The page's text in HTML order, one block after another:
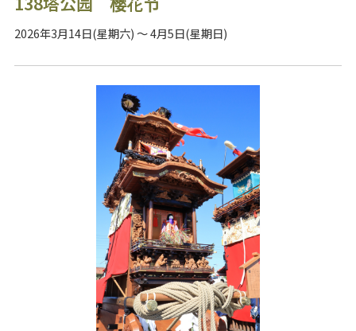
2026年3月14日(星期六) ～ 4月5日(星期日)